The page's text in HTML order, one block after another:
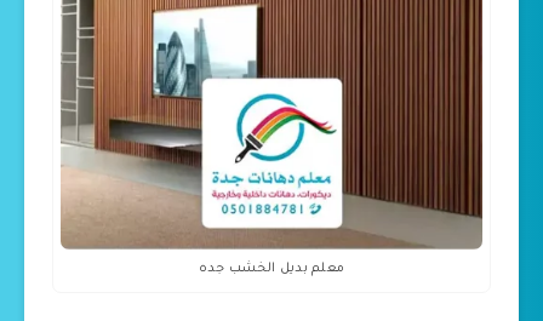
معلم بديل الخشب جده